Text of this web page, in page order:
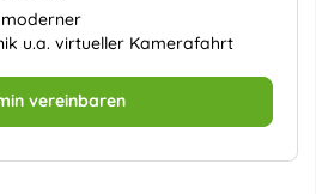
u.a. virtueller Kamerafahrt
vereinbaren